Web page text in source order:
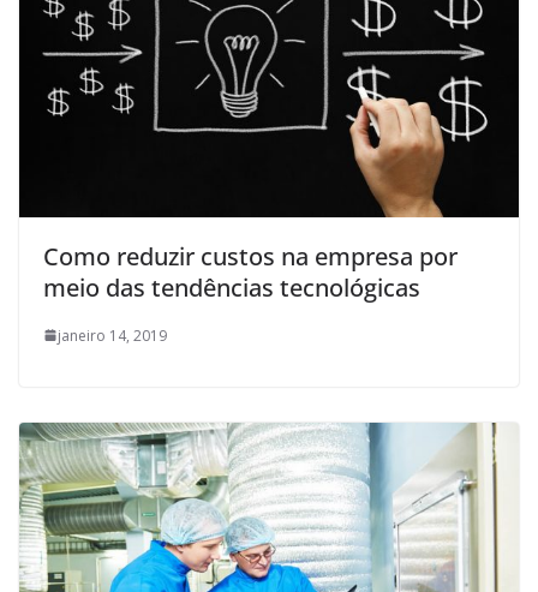
Como reduzir custos na empresa por
meio das tendências tecnológicas
janeiro 14, 2019